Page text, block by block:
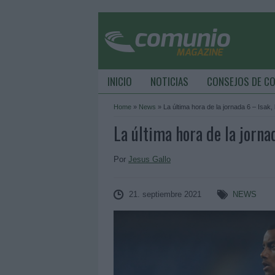
INICIO NOTICIAS CONSEJOS DE
Home » News » La última hora de la jornada 6 –
La última hora de la
Por Jesus Gallo
21. septiembre 2021 NEWS